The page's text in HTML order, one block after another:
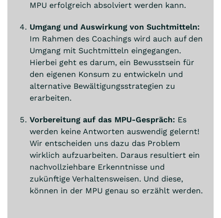
MPU erfolgreich absolviert werden kann.
Umgang und Auswirkung von Suchtmitteln:
Im Rahmen des Coachings wird auch auf den
Umgang mit Suchtmitteln eingegangen.
Hierbei geht es darum, ein Bewusstsein für
den eigenen Konsum zu entwickeln und
alternative Bewältigungsstrategien zu
erarbeiten.
Vorbereitung auf das MPU-Gespräch: Es
werden keine Antworten auswendig gelernt!
Wir entscheiden uns dazu das Problem
wirklich aufzuarbeiten. Daraus resultiert ein
nachvollziehbare Erkenntnisse und
zukünftige Verhaltensweisen. Und diese,
können in der MPU genau so erzählt werden.